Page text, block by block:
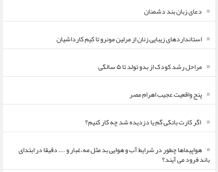
دعای زبان بند دشمنان
استانداردهای زیبایی زنان از مرلین مونرو تا کیم کارداشیان
مراحل رشد کودک از بدو تولد تا ۵ سالگی
پنج واقعیت عجیب اهرام مصر
اگر کارت بانکی گم یا دزدیده شد چه کار کنیم؟
هواپیماها چطور در شرایط آب و هوایی بد مثل مه،غبار و …. دقیقا در ابتدای
باند فرود می آیند؟